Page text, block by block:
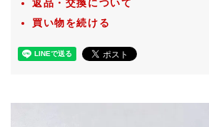
返品・交換について
買い物を続ける